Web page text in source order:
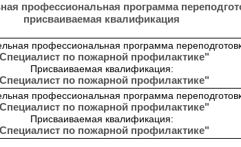
профессиональная программа
присваиваемая квалификация
профессиональная программа
по пожарной профилактике"
Присваиваемая квалификация:
по пожарной профилактике"
профессиональная программа
по пожарной профилактике"
Присваиваемая квалификация:
по пожарной профилактике"